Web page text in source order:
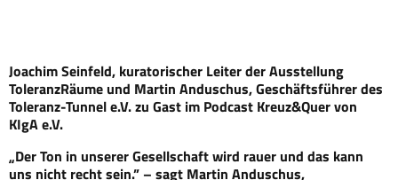
Joachim Seinfeld, kuratorischer Leiter der Ausstellung
ToleranzRäume und Martin Anduschus, Geschäftsführer des
Toleranz-Tunnel e.V. zu Gast im Podcast Kreuz&Quer von
KIgA e.V.
„Der Ton in unserer Gesellschaft wird rauer und das kann
uns nicht recht sein.” – sagt Martin Anduschus,